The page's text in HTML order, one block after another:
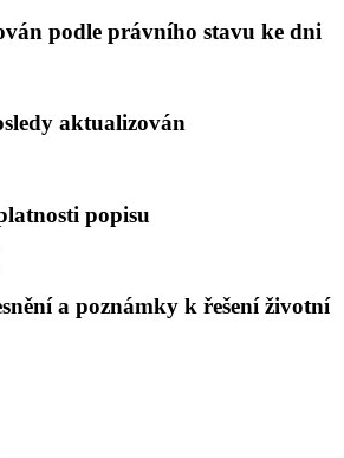
podle právního stavu ke dni
aktualizován
popisu
a poznámky k řešení životní